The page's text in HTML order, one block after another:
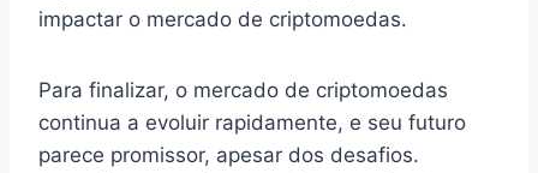
impactar o mercado de criptomoedas.
Para finalizar, o mercado de criptomoedas
continua a evoluir rapidamente, e seu futuro
parece promissor, apesar dos desafios.